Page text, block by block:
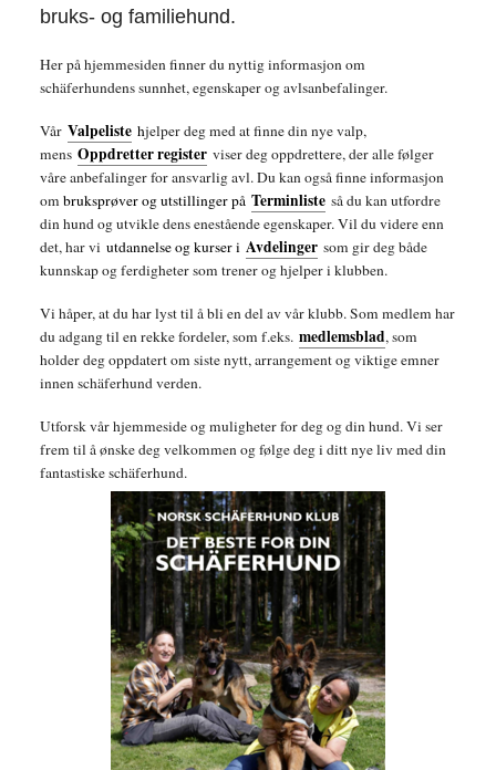
bruks- og familiehund.
Her på hjemmesiden finner du nyttig informasjon om
schäferhundens sunnhet, egenskaper og avlsanbefalinger.
Vår Valpeliste hjelper deg med at finne din nye valp,
mens Oppdretter register viser deg oppdrettere, der alle følger
våre anbefalinger for ansvarlig avl. Du kan også finne informasjon
om bruksprøver og utstillinger på Terminliste så du kan utfordre
din hund og utvikle dens enestående egenskaper. Vil du videre enn
det, har vi utdannelse og kurser i Avdelinger som gir deg både
kunnskap og ferdigheter som trener og hjelper i klubben.
Vi håper, at du har lyst til å bli en del av vår klubb. Som medlem har
du adgang til en rekke fordeler, som f.eks. medlemsblad, som
holder deg oppdatert om siste nytt, arrangement og viktige emner
innen schäferhund verden.
Utforsk vår hjemmeside og muligheter for deg og din hund. Vi ser
frem til å ønske deg velkommen og følge deg i ditt nye liv med din
fantastiske schäferhund.